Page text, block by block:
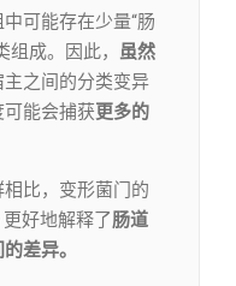
可能存在少量“肠
成。因此， 虽然
之间的分类变异
能会捕获更多的
比，变形菌门的
更好地解释了肠道
差异。